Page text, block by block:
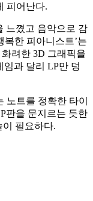
피어난다.
느꼈고 음악으로 감
복한 피아니스트’는
려한 3D 그래픽을
과 달리 LP만 덩
노트를 정확한 타이
판을 문지르는 듯한
필요하다.